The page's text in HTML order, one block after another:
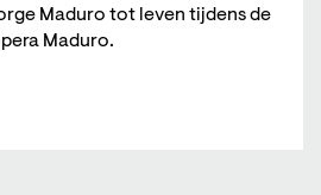
Maduro tot leven tijdens de
Maduro.